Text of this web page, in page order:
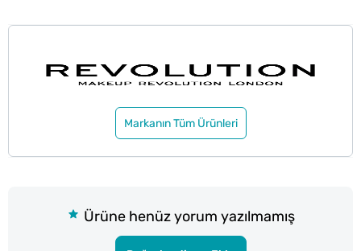
Markanın Tüm Ürünleri
Ürüne henüz yorum yazılmamış